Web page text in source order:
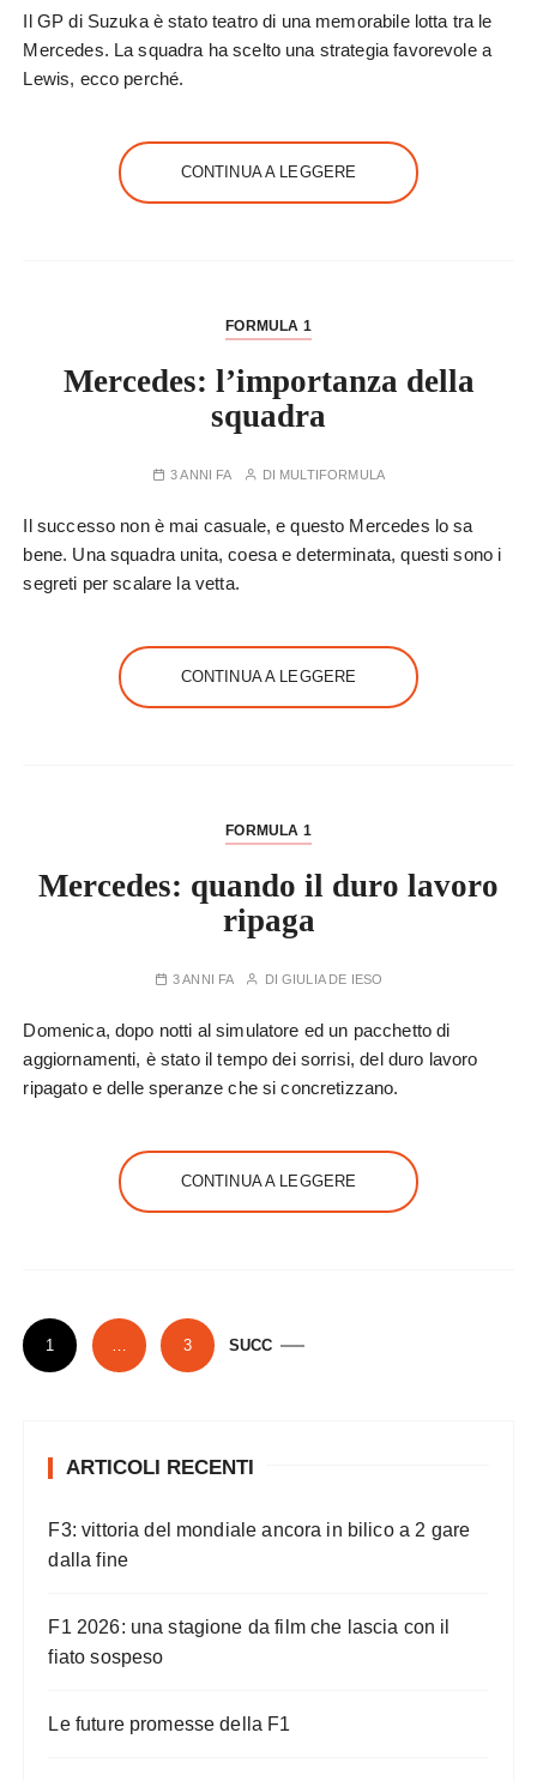
Il GP di Suzuka è stato teatro di una memorabile lotta tra le
Mercedes. La squadra ha scelto una strategia favorevole a
Lewis, ecco perché.
CONTINUA A LEGGERE
FORMULA 1
Mercedes: l’importanza della
squadra
3 ANNI FA DI MULTIFORMULA
Il successo non è mai casuale, e questo Mercedes lo sa
bene. Una squadra unita, coesa e determinata, questi sono i
segreti per scalare la vetta.
CONTINUA A LEGGERE
FORMULA 1
Mercedes: quando il duro lavoro
ripaga
3 ANNI FA DI GIULIA DE IESO
Domenica, dopo notti al simulatore ed un pacchetto di
aggiornamenti, è stato il tempo dei sorrisi, del duro lavoro
ripagato e delle speranze che si concretizzano.
CONTINUA A LEGGERE
P
a
1 … 3 SUCC
ARTICOLI RECENTI
F3: vittoria del mondiale ancora in bilico a 2 gare
dalla fine
F1 2026: una stagione da film che lascia con il
fiato sospeso
Le future promesse della F1